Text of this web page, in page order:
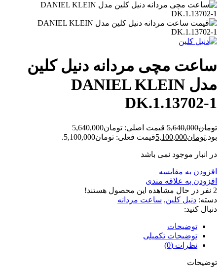
ساعت مچی مردانه دنیل کلین
مدل DANIEL KLEIN
DK.1.13702-1
تومان5,640,000
قیمت اصلی: تومان5,640,000
بود.تومان5,100,000قیمت فعلی: تومان5,100,000.
در انبار موجود نمی باشد
افزودن به مقایسه
افزودن به علاقه مندی
2 نفر در حال مشاهده این محصول هستند!
دسته: دنیل کلین, ساعت مردانه
دنبال کنید:
توضیحات
توضیحات تکمیلی
نظرات (0)
توضیحات